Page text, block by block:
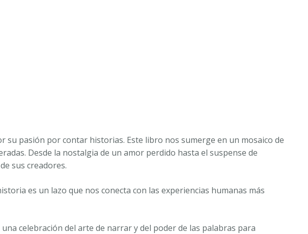
pasión por contar historias. Este libro nos sumerge en un mosaico de
Desde la nostalgia de un amor perdido hasta el suspense de
sus creadores.
es un lazo que nos conecta con las experiencias humanas más
celebración del arte de narrar y del poder de las palabras para